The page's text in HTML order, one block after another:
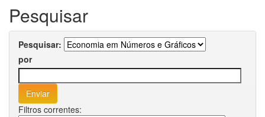
Pesquisar
Pesquisar:
por
Filtros correntes: